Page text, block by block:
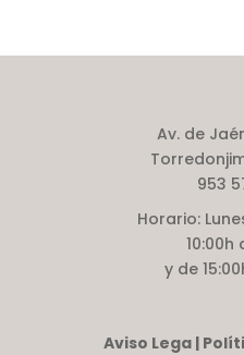
Av. de
953
Horario:
10:00h
y de
Aviso Lega |